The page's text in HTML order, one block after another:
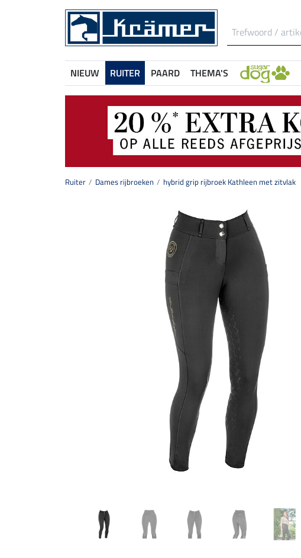
NIEUW RUITER PAARD THEMA'S
Ruiter Dames rijbroeken hybrid grip rijbroek Kathleen met zitvlak